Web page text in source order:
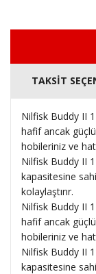
TAKSİT
Nilfisk Buddy II
hafif ancak güçlü
hobileriniz ve
Nilfisk Buddy II
kapasitesine
kolaylaştırır.
Nilfisk Buddy II
hafif ancak güçlü
hobileriniz ve
Nilfisk Buddy II
kapasitesine